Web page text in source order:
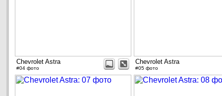
Chevrolet Astra
#04 фото
Chevrolet Astra
#05 фото